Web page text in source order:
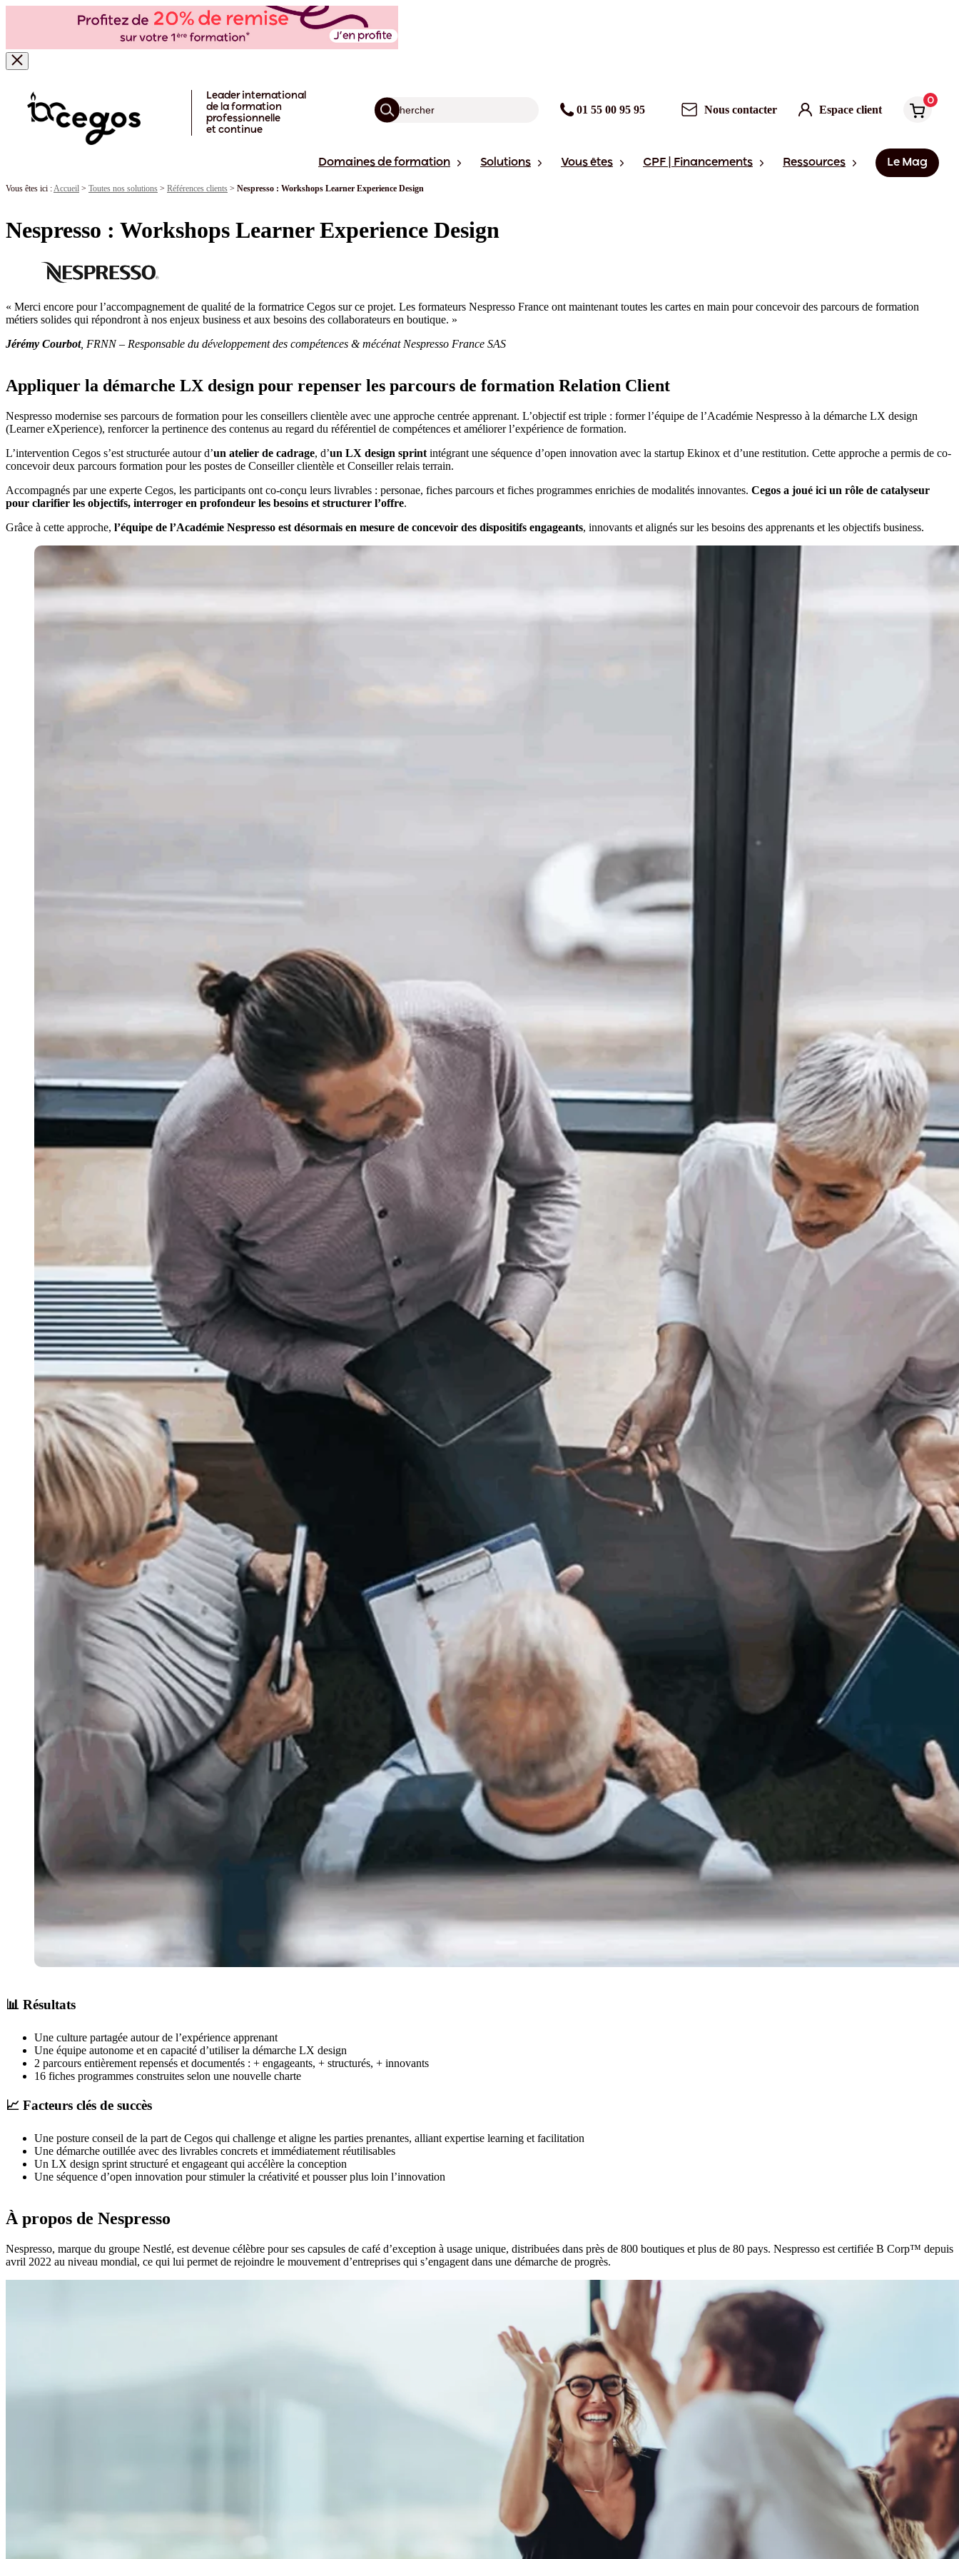
Leader international
de la formation
professionnelle
et continue
01 55 00 95 95 Nous contacter Espace client
0
Domaines de formation Solutions Vous êtes CPF | Financements Ressources Le Mag
Vous êtes ici :Accueil > Toutes nos solutions > Références clients > Nespresso : Workshops Learner Experience Design
Nespresso : Workshops Learner Experience Design
« Merci encore pour l’accompagnement de qualité de la formatrice Cegos sur ce projet. Les formateurs Nespresso France ont maintenant toutes les cartes en main pour concevoir des parcours de formation
métiers solides qui répondront à nos enjeux business et aux besoins des collaborateurs en boutique. »
Jérémy Courbot, FRNN – Responsable du développement des compétences & mécénat Nespresso France SAS
Appliquer la démarche LX design pour repenser les parcours de formation Relation Client
Nespresso modernise ses parcours de formation pour les conseillers clientèle avec une approche centrée apprenant. L’objectif est triple : former l’équipe de l’Académie Nespresso à la démarche LX design
(Learner eXperience), renforcer la pertinence des contenus au regard du référentiel de compétences et améliorer l’expérience de formation.
L’intervention Cegos s’est structurée autour d’un atelier de cadrage, d’un LX design sprint intégrant une séquence d’open innovation avec la startup Ekinox et d’une restitution. Cette approche a permis de co-
concevoir deux parcours formation pour les postes de Conseiller clientèle et Conseiller relais terrain.
Accompagnés par une experte Cegos, les participants ont co-conçu leurs livrables : personae, fiches parcours et fiches programmes enrichies de modalités innovantes. Cegos a joué ici un rôle de catalyseur
pour clarifier les objectifs, interroger en profondeur les besoins et structurer l’offre.
Grâce à cette approche, l’équipe de l’Académie Nespresso est désormais en mesure de concevoir des dispositifs engageants, innovants et alignés sur les besoins des apprenants et les objectifs business.
📊 Résultats
Une culture partagée autour de l’expérience apprenant
Une équipe autonome et en capacité d’utiliser la démarche LX design
2 parcours entièrement repensés et documentés : + engageants, + structurés, + innovants
16 fiches programmes construites selon une nouvelle charte
📈 Facteurs clés de succès
Une posture conseil de la part de Cegos qui challenge et aligne les parties prenantes, alliant expertise learning et facilitation
Une démarche outillée avec des livrables concrets et immédiatement réutilisables
Un LX design sprint structuré et engageant qui accélère la conception
Une séquence d’open innovation pour stimuler la créativité et pousser plus loin l’innovation
À propos de Nespresso
Nespresso, marque du groupe Nestlé, est devenue célèbre pour ses capsules de café d’exception à usage unique, distribuées dans près de 800 boutiques et plus de 80 pays. Nespresso est certifiée B Corp™ depuis
avril 2022 au niveau mondial, ce qui lui permet de rejoindre le mouvement d’entreprises qui s’engagent dans une démarche de progrès.